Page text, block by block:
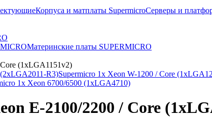
Корпуса и матплаты SupermicroСерверы и
Материнские платы SUPERMICRO
(1xLGA1151v2)
R3)Supermicro 1x Xeon W-1200 / Core
1x Xeon 6700/6500 (1xLGA4710)
E-2100/2200 / Core